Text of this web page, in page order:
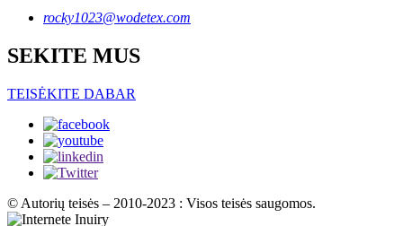
rocky1023@wodetex.com
SEKITE MUS
TEISĖKITE DABAR
© Autorių teisės – 2010-2023 : Visos teisės saugomos.